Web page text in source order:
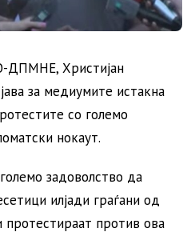
ДПМНЕ, Христијан
за медиумите истакна
со големо
нокаут.
задоволство да
илјади граѓани од
протестираат против ова